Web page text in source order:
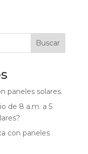
Buscar
paneles solares.
de 8 a.m. a 5
con paneles